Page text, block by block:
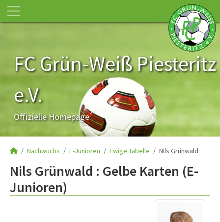
FC Grün-Weiß Piesteritz
e.V.
Offizielle Homepage
Nachwuchs E-Junioren Ewige Tabelle Nils Grünwald
Nils Grünwald : Gelbe Karten (E-
Junioren)